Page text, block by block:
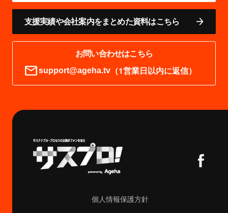
支援実績や会社案内をまとめた資料はこちら
お問い合わせはこちら
support@ageha.tv（1営業日以内に返信）
個人情報保護方針